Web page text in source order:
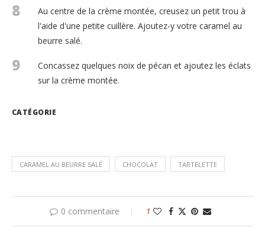
8
Au centre de la crème montée, creusez un petit trou à
l'aide d'une petite cuillère. Ajoutez-y votre caramel au
beurre salé.
9
Concassez quelques noix de pécan et ajoutez les éclats
sur la crème montée.
CATÉGORIE
CARAMEL AU BEURRE SALÉ CHOCOLAT TARTELETTE
0 commentaire 1